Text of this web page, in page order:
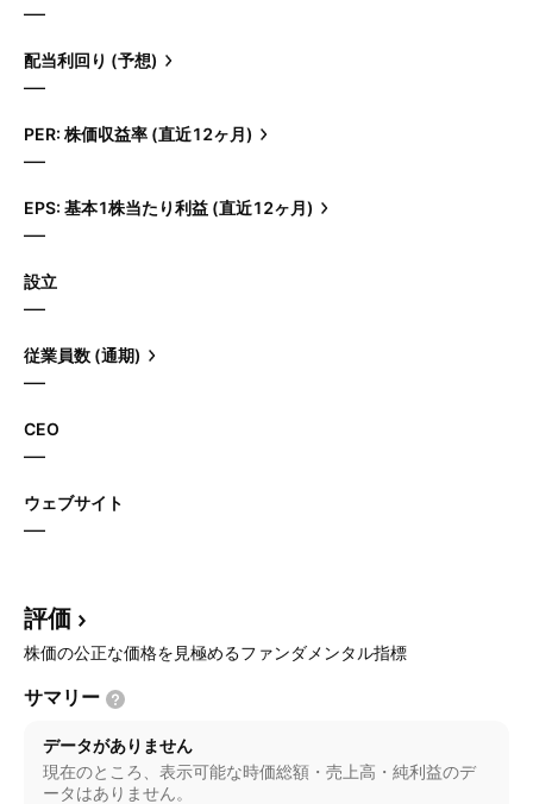
—
配当利回り (予想)
—
PER: 株価収益率 (直近12ヶ月)
—
EPS: 基本1株当たり利益 (直近12ヶ月)
—
設立
—
従業員数 (通期)
—
CEO
—
ウェブサイト
—
評価
株価の公正な価格を見極めるファンダメンタル指標
サマリー
データがありません
現在のところ、表示可能な時価総額・売上高・純利益のデ
ータはありません。